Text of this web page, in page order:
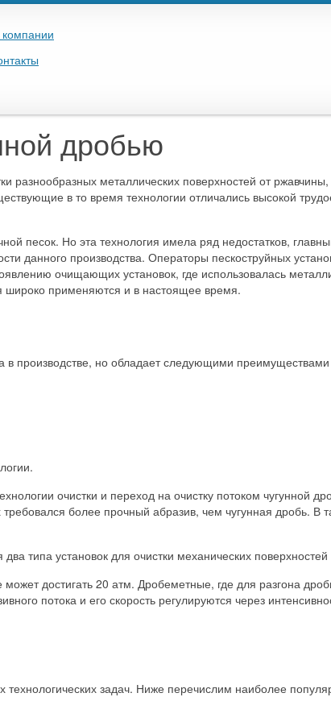
дробью
разнообразных металлических поверхностей от
в то время технологии отличались высокой
песок. Но эта технология имела ряд недостатков,
данного производства. Операторы пескоструйных
очищающих установок, где использовалась
широко применяются и в настоящее время.
производстве, но обладает следующими
очистки и переход на очистку потоком чугунной
более прочный абразив, чем чугунная дробь. В
типа установок для очистки механических
достигать 20 атм. Дробеметные, где для разгона
потока и его скорость регулируются через
задач. Ниже перечислим наиболее